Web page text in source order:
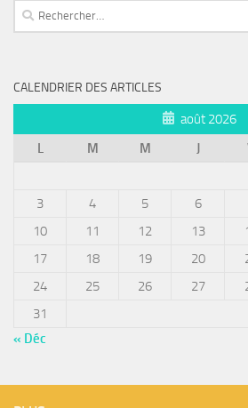
Rechercher :
CALENDRIER DES ARTICLES
août 2026
L
M M J
3
4 5 6
10
11 12 13
17
18 19 20
24
25 26 27
31
« Déc